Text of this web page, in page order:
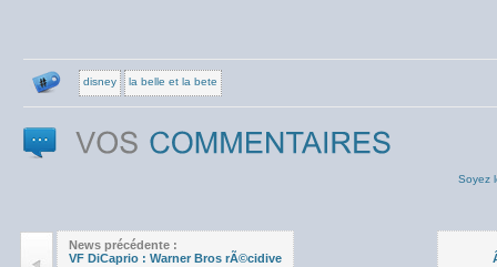
disney la belle et la bete
Soyez
News précédente :
VF DiCaprio : Warner Bros rÃ©cidive